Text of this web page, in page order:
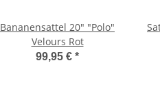
Bananensattel 20" "Polo"
Velours Rot
99,95 € *